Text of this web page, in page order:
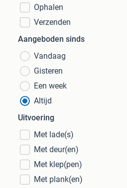
Ophalen
Verzenden
Aangeboden sinds
Vandaag
Gisteren
Een week
Altijd
Uitvoering
Met lade(s)
Met deur(en)
Met klep(pen)
Met plank(en)